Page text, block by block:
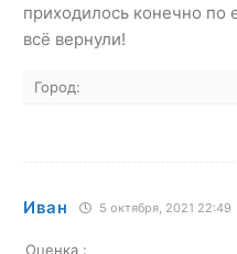
приходилось конечно по
всё вернули!
Город:
Иван 5 октября, 2021 22:49
Оценка :